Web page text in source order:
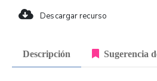
Descargar recurso
Descripción Sugerencia